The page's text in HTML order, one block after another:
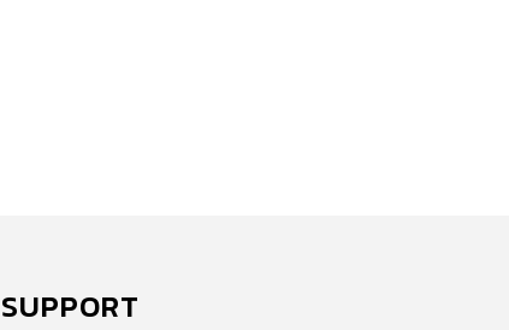
SUPPORT